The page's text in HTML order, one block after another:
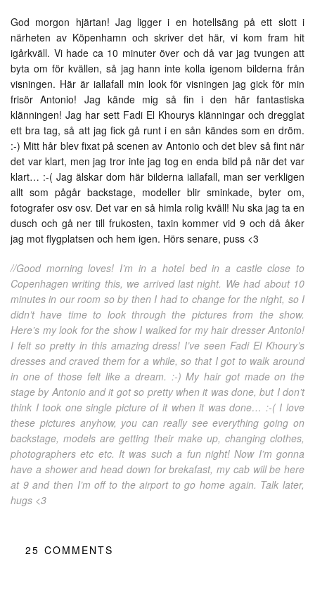
God morgon hjärtan! Jag ligger i en hotellsäng på ett slott i
närheten av Köpenhamn och skriver det här, vi kom fram hit
igårkväll. Vi hade ca 10 minuter över och då var jag tvungen att
byta om för kvällen, så jag hann inte kolla igenom bilderna från
visningen. Här är iallafall min look för visningen jag gick för min
frisör Antonio! Jag kände mig så fin i den här fantastiska
klänningen! Jag har sett Fadi El Khourys klänningar och dregglat
ett bra tag, så att jag fick gå runt i en sån kändes som en dröm.
:-) Mitt hår blev fixat på scenen av Antonio och det blev så fint när
det var klart, men jag tror inte jag tog en enda bild på när det var
klart… :-( Jag älskar dom här bilderna iallafall, man ser verkligen
allt som pågår backstage, modeller blir sminkade, byter om,
fotografer osv osv. Det var en så himla rolig kväll! Nu ska jag ta en
dusch och gå ner till frukosten, taxin kommer vid 9 och då åker
jag mot flygplatsen och hem igen. Hörs senare, puss <3
//Good morning loves! I’m in a hotel bed in a castle close to
Copenhagen writing this, we arrived last night. We had about 10
minutes in our room so by then I had to change for the night, so I
didn’t have time to look through the pictures from the show.
Here’s my look for the show I walked for my hair dresser Antonio!
I felt so pretty in this amazing dress! I’ve seen Fadi El Khoury’s
dresses and craved them for a while, so that I got to walk around
in one of those felt like a dream. :-) My hair got made on the
stage by Antonio and it got so pretty when it was done, but I don’t
think I took one single picture of it when it was done… :-( I love
these pictures anyhow, you can really see everything going on
backstage, models are getting their make up, changing clothes,
photographers etc etc. It was such a fun night! Now I’m gonna
have a shower and head down for brekafast, my cab will be here
at 9 and then I’m off to the airport to go home again. Talk later,
hugs <3
25 COMMENTS